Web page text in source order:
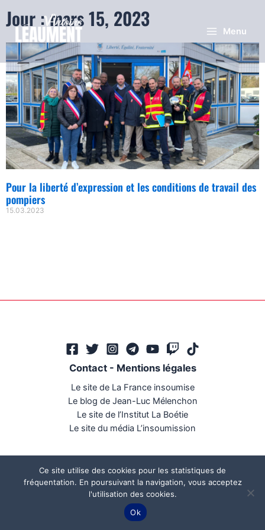
Menu
Jour : mars 15, 2023
Pour la liberté d’expression et les conditions de travail des
pompiers
15.03.2023
Contact- Mentions légales
Le site de La France insoumise
Le blog de Jean-Luc Mélenchon
Le site de l’Institut La Boétie
Le site du média L’insoumission
Mégaphone communication
Ce site utilise des cookies pour les statistiques de
fréquentation. En poursuivant la navigation, vous acceptez
l'utilisation des cookies.
Ok